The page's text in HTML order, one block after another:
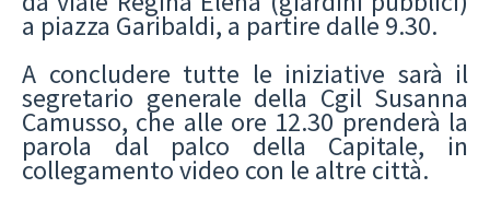
a piazza Garibaldi, a partire dalle 9.30.
A concludere tutte le iniziative sarà il
segretario generale della Cgil Susanna
Camusso, che alle ore 12.30 prenderà la
parola dal palco della Capitale, in
collegamento video con le altre città.